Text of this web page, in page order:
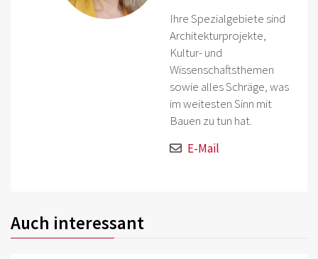
Ihre Spezialgebiete sind
Architekturprojekte,
Kultur- und
Wissenschaftsthemen
sowie alles Schräge, was
im weitesten Sinn mit
Bauen zu tun hat.
E-Mail
Auch interessant